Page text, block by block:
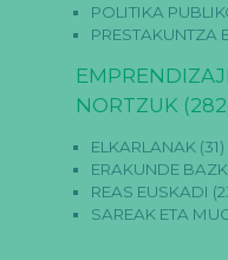
POLITIKA
PRESTAKUNTZA
NORTZUK
ELKARLANAK (31)
ERAKUNDE
REAS EUSKADI
SAREAK ETA